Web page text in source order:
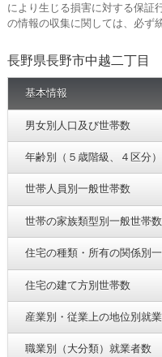
により生じる損害に対する保証
の情報の収集に関しては、必ず
長野県長野市中越二丁目
基本情報
男女別人口及び世帯数
年齢別（５歳階級、４区分
世帯人員別一般世帯数
世帯の家族類型別一般世帯数
住宅の種類・所有の関係別
住宅の建て方別世帯数
産業別・従業上の地位別就
職業別（大分類）就業者数